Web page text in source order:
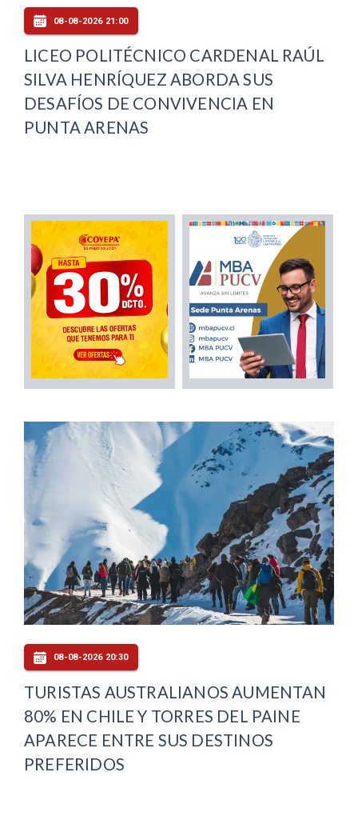
08-08-2026 21:00
LICEO POLITÉCNICO CARDENAL RAÚL
SILVA HENRÍQUEZ ABORDA SUS
DESAFÍOS DE CONVIVENCIA EN
PUNTA ARENAS
08-08-2026 20:30
TURISTAS AUSTRALIANOS AUMENTAN
80% EN CHILE Y TORRES DEL PAINE
APARECE ENTRE SUS DESTINOS
PREFERIDOS